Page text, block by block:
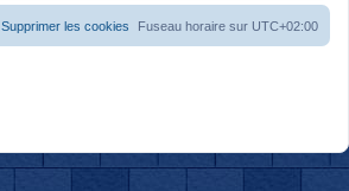
Fuseau horaire sur UTC+02:00
Supprimer les cookies